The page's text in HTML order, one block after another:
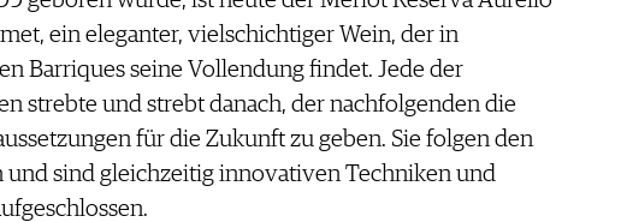
ein eleganter, vielschichtiger Wein, der in
Barriques seine Vollendung findet. Jede der
strebte und strebt danach, der nachfolgenden die
für die Zukunft zu geben. Sie folgen den
und sind gleichzeitig innovativen Techniken und